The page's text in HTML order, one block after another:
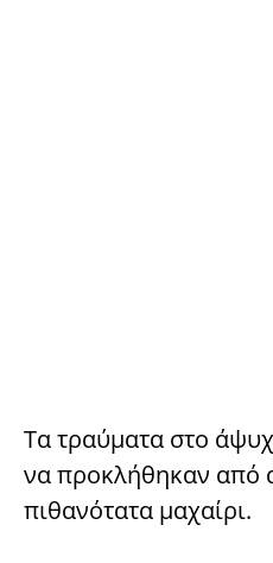
Τα τραύματα στο
να προκλήθηκαν από
πιθανότατα μαχαίρι.